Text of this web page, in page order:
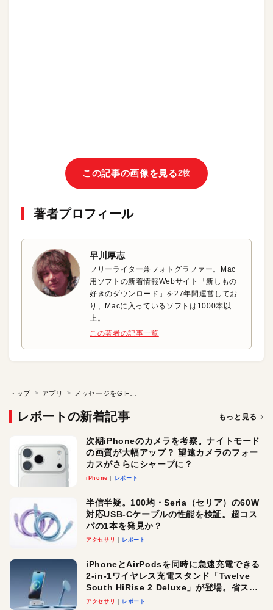
この記事の画像を見る2枚
著者プロフィール
早川厚志
フリーライター兼フォトグラファー。Mac
用ソフトの新着情報Webサイト「新しもの
好きのダウンロード」を27年間運営してお
り、Macに入っているソフトは1000本以
上。
この著者の記事一覧
トップ アプリ
レポートの新着記事 もっと見る
次期iPhoneのカメラを考察。ナイトモード
の画質が大幅アップ？ 望遠カメラのフォー
カスがさらにシャープに？
iPhone レポート
半信半疑。100均・Seria（セリア）の60W
対応USB-Cケーブルの性能を検証。超コス
パの1本を発見か？
アクセサリ レポート
iPhoneとAirPodsを同時に急速充電できる
2-in-1ワイヤレス充電スタンド「Twelve
South HiRise 2 Deluxe」が登場。省スペ
ースでおしゃれに充電したい人にオスス
アクセサリ レポート